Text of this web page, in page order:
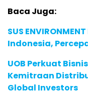
Baca Juga:
SUS
Indonesia,
UOB Perkuat
Kemitraan
Global Investors